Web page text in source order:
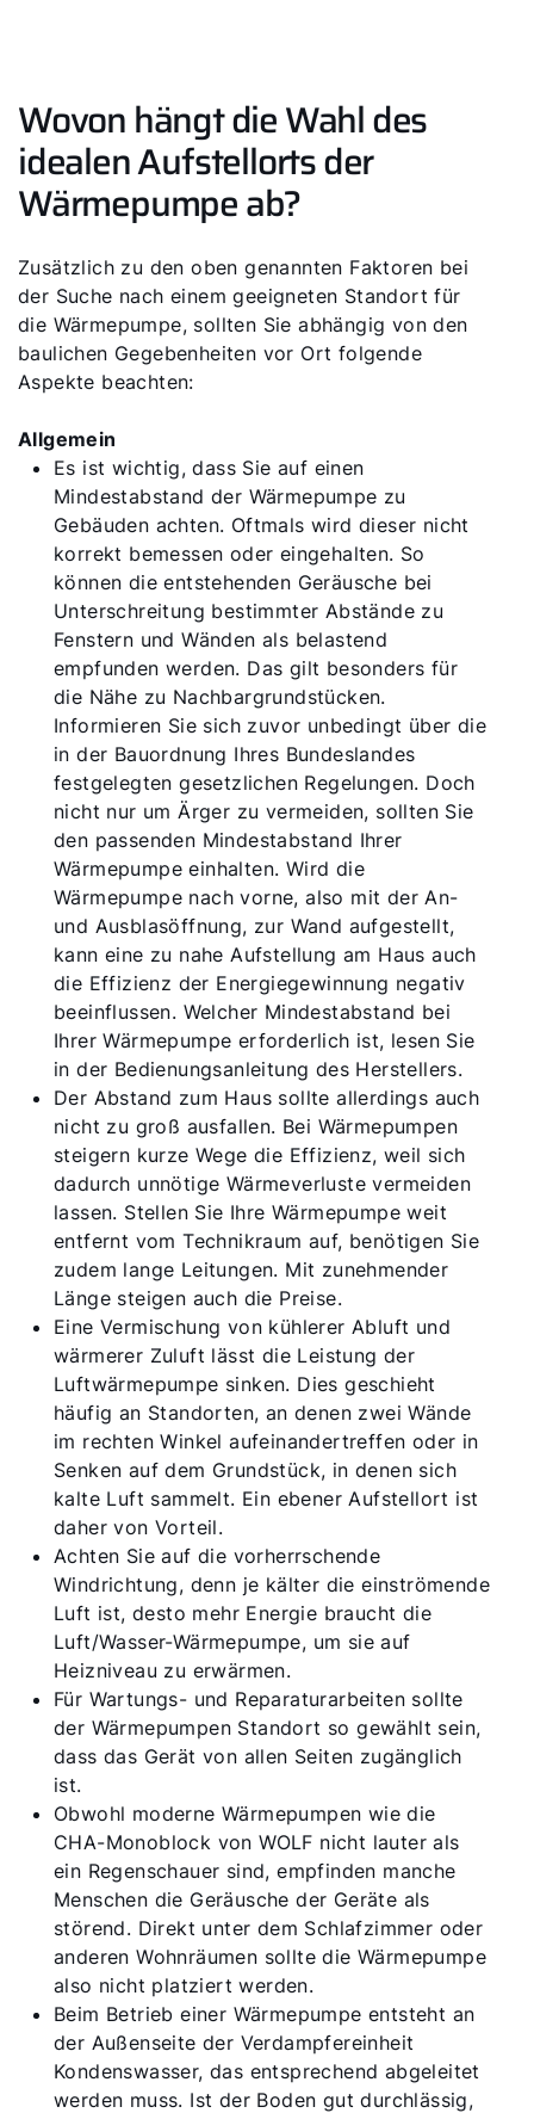
Wovon hängt die Wahl des
idealen Aufstellorts der
Wärmepumpe ab?
Zusätzlich zu den oben genannten Faktoren bei
der Suche nach einem geeigneten Standort für
die Wärmepumpe, sollten Sie abhängig von den
baulichen Gegebenheiten vor Ort folgende
Aspekte beachten:
Allgemein
Es ist wichtig, dass Sie auf einen
Mindestabstand der Wärmepumpe zu
Gebäuden achten. Oftmals wird dieser nicht
korrekt bemessen oder eingehalten. So
können die entstehenden Geräusche bei
Unterschreitung bestimmter Abstände zu
Fenstern und Wänden als belastend
empfunden werden. Das gilt besonders für
die Nähe zu Nachbargrundstücken.
Informieren Sie sich zuvor unbedingt über die
in der Bauordnung Ihres Bundeslandes
festgelegten gesetzlichen Regelungen. Doch
nicht nur um Ärger zu vermeiden, sollten Sie
den passenden Mindestabstand Ihrer
Wärmepumpe einhalten. Wird die
Wärmepumpe nach vorne, also mit der An-
und Ausblasöffnung, zur Wand aufgestellt,
kann eine zu nahe Aufstellung am Haus auch
die Effizienz der Energiegewinnung negativ
beeinflussen. Welcher Mindestabstand bei
Ihrer Wärmepumpe erforderlich ist, lesen Sie
in der Bedienungsanleitung des Herstellers.
Der Abstand zum Haus sollte allerdings auch
nicht zu groß ausfallen. Bei Wärmepumpen
steigern kurze Wege die Effizienz, weil sich
dadurch unnötige Wärmeverluste vermeiden
lassen. Stellen Sie Ihre Wärmepumpe weit
entfernt vom Technikraum auf, benötigen Sie
zudem lange Leitungen. Mit zunehmender
Länge steigen auch die Preise.
Eine Vermischung von kühlerer Abluft und
wärmerer Zuluft lässt die Leistung der
Luftwärmepumpe sinken. Dies geschieht
häufig an Standorten, an denen zwei Wände
im rechten Winkel aufeinandertreffen oder in
Senken auf dem Grundstück, in denen sich
kalte Luft sammelt. Ein ebener Aufstellort ist
daher von Vorteil.
Achten Sie auf die vorherrschende
Windrichtung, denn je kälter die einströmende
Luft ist, desto mehr Energie braucht die
Luft/Wasser-Wärmepumpe, um sie auf
Heizniveau zu erwärmen.
Für Wartungs- und Reparaturarbeiten sollte
der Wärmepumpen Standort so gewählt sein,
dass das Gerät von allen Seiten zugänglich
ist.
Obwohl moderne Wärmepumpen wie die
CHA-Monoblock von WOLF nicht lauter als
ein Regenschauer sind, empfinden manche
Menschen die Geräusche der Geräte als
störend. Direkt unter dem Schlafzimmer oder
anderen Wohnräumen sollte die Wärmepumpe
also nicht platziert werden.
Beim Betrieb einer Wärmepumpe entsteht an
der Außenseite der Verdampfereinheit
Kondenswasser, das entsprechend abgeleitet
werden muss. Ist der Boden gut durchlässig,
Karriere
Privatkunden-Downloads